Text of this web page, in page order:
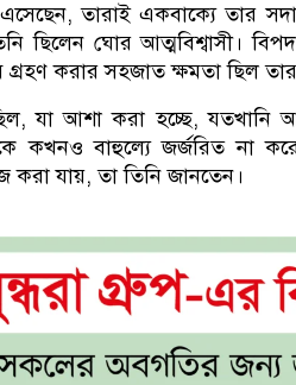
এসেছেন, তারাই একবাক্যে তার
ছিলেন ঘোর আত্মবিশ্বাসী।
গ্রহণ করার সহজাত ক্ষমতা ছিল
যা আশা করা হচ্ছে, যতখানি
কখনও বাহুল্যে জর্জরিত না
করা যায়, তা তিনি জানতেন।